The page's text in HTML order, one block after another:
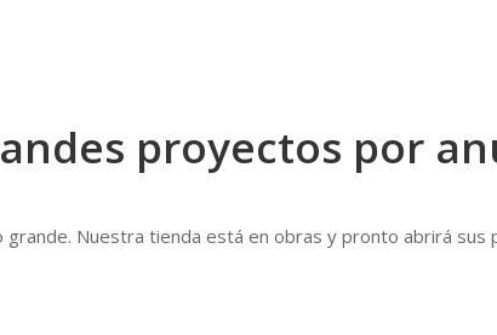
proyectos por
grande. Nuestra tienda está en obras y pronto abrirá sus